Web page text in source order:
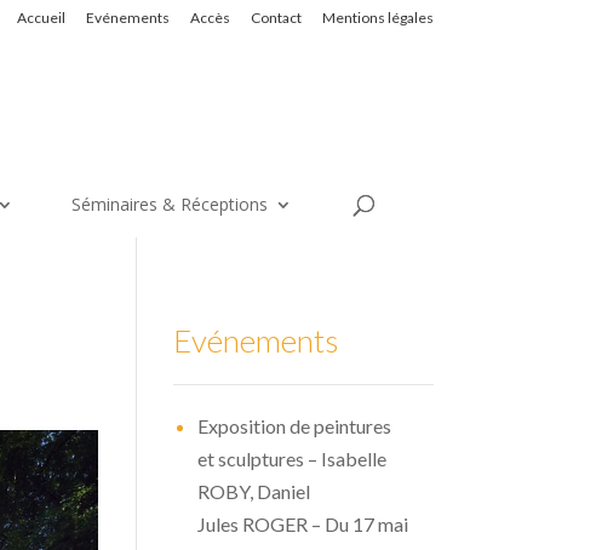
Accueil Evénements Accès Contact Mentions légales
Séminaires & Réceptions
Evénements
Exposition de peintures
et sculptures – Isabelle
ROBY, Daniel
Jules ROGER – Du 17 mai